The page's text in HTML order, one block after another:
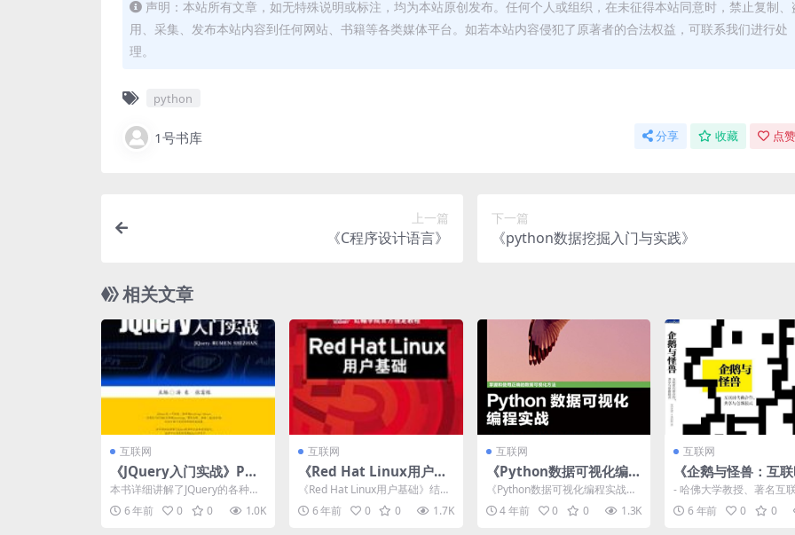
声明：本站所有文章，如无特殊说明或标注，均为本站原创发布。任何个人或组织，在未征得本站同意时，禁止复制、
用、采集、发布本站内容到任何网站、书籍等各类媒体平台。如若本站内容侵犯了原著者的合法权益，可联系我们进行处
理。
python
1号书库 分享 收藏 点
上一篇
《C程序设计语言》
下一篇
《python数据挖掘入门与实践》
相关文章
互联网
《JQuery入门实战》PDF
电子书下载
本书详细讲解了JQuery的各种方
法和使用技巧，读者可以系统地
掌握JQuery中...
6 年前 0 0 1.0K
互联网
《Red Hat Linux用户基
础》PDF电子书下载
《Red Hat Linux用户基础》结合
最新红帽企业版Linux5（RHEL
5... 6 年前 0 0 1.7K
互联网
《Python数据可视化编程
实战》免费pdf书籍下载
《Python数据可视化编程实战》
免费pdf书籍下载介绍 电子书：P
ython数...
4 年前 0 0 1.3K
互联网
《企鹅与怪兽：互
的合作、共享与创
式》
- 哈佛大学教授、著名互
家、哈佛大学伯克曼互联
会研究中心主任、TE...
6 年前 0 0